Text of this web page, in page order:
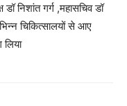
निशांत गर्ग ,महासचिव डॉ
चिकित्सालयों से आए
लिया